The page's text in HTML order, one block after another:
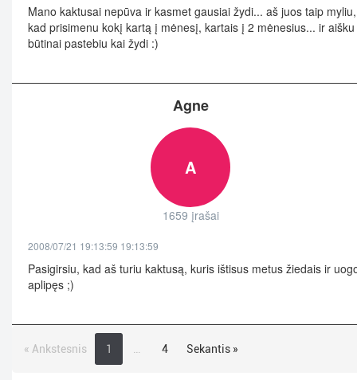
Mano kaktusai nepūva ir kasmet gausiai žydi... aš juos taip myliu,
kad prisimenu kokį kartą į mėnesį, kartais į 2 mėnesius... ir aišku
būtinai pastebiu kai žydi :)
Agne
A
1659 įrašai
2008/07/21 19:13:59 19:13:59
Pasigirsiu, kad aš turiu kaktusą, kuris ištisus metus žiedais ir
aplipęs ;)
« Ankstesnis 1 4 Sekantis »